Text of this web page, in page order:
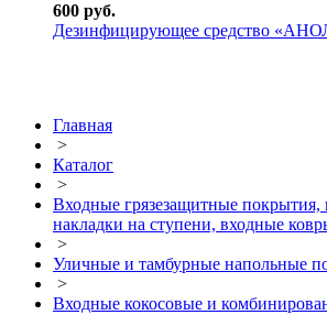
600 руб.
Дезинфицирующее средство
Главная
>
Каталог
>
Входные грязезащитные покрытия,
накладки на ступени, входные
>
Уличные и тамбурные напольные
>
Входные кокосовые и